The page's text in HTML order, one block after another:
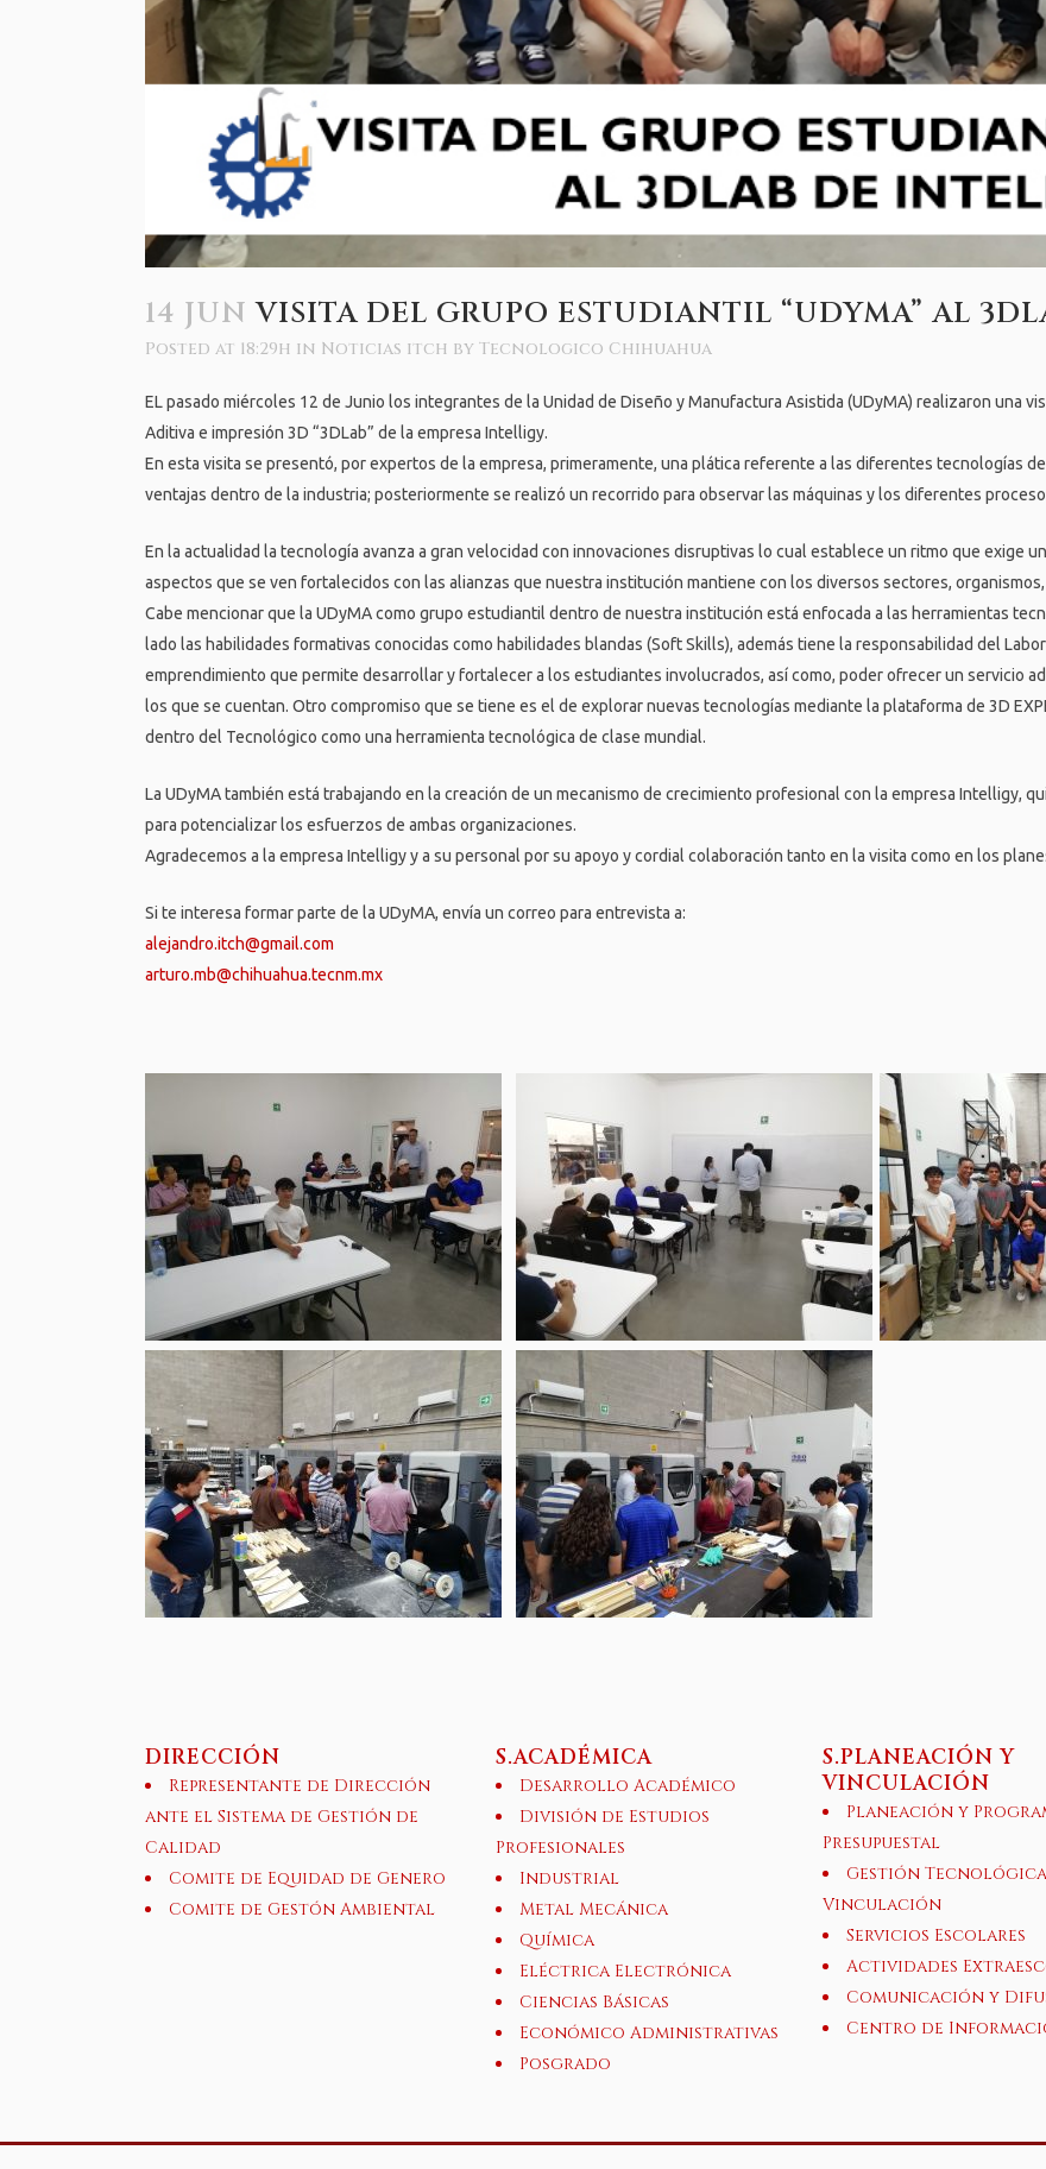
14 JUN VISITA DEL GRUPO ESTUDIANTIL “UDYMA” AL
Posted at 18:29h in Noticias itch by Tecnologico Chihuahua
EL pasado miércoles 12 de Junio los integrantes de la Unidad de Diseño y Manufactura Asistida (UDyMA) realizaron una
Aditiva e impresión 3D “3DLab” de la empresa Intelligy.
En esta visita se presentó, por expertos de la empresa, primeramente, una plática referente a las diferentes tecnologías
ventajas dentro de la industria; posteriormente se realizó un recorrido para observar las máquinas y los diferentes
En la actualidad la tecnología avanza a gran velocidad con innovaciones disruptivas lo cual establece un ritmo que exige
aspectos que se ven fortalecidos con las alianzas que nuestra institución mantiene con los diversos sectores,
Cabe mencionar que la UDyMA como grupo estudiantil dentro de nuestra institución está enfocada a las herramientas
lado las habilidades formativas conocidas como habilidades blandas (Soft Skills), además tiene la responsabilidad del
emprendimiento que permite desarrollar y fortalecer a los estudiantes involucrados, así como, poder ofrecer un servicio
los que se cuentan. Otro compromiso que se tiene es el de explorar nuevas tecnologías mediante la plataforma de 3D
dentro del Tecnológico como una herramienta tecnológica de clase mundial.
La UDyMA también está trabajando en la creación de un mecanismo de crecimiento profesional con la empresa Intelligy,
para potencializar los esfuerzos de ambas organizaciones.
Agradecemos a la empresa Intelligy y a su personal por su apoyo y cordial colaboración tanto en la visita como en los
Si te interesa formar parte de la UDyMA, envía un correo para entrevista a:
alejandro.itch@gmail.com
arturo.mb@chihuahua.tecnm.mx
DIRECCIÓN
Representante de Dirección
ante el Sistema de Gestión de
Calidad
Comite de Equidad de Genero
Comite de Gestón Ambiental
S.ACADÉMICA
Desarrollo Académico
División de Estudios
Profesionales
Industrial
Metal Mecánica
Química
Eléctrica Electrónica
Ciencias Básicas
Económico Administrativas
Posgrado
S.PLANEACIÓN Y
VINCULACIÓN
Planeación y
Presupuestal
Gestión
Vinculación
Servicios Escolares
Actividades
Comunicación y
Centro de